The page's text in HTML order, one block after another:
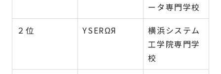
ータ専門学校
２位
YSERΩЯ
横浜システム
工学院専門学
校